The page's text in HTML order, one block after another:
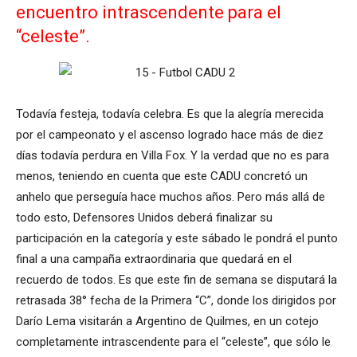
encuentro intrascendente para el
“celeste”.
Todavía festeja, todavía celebra. Es que la alegría merecida
por el campeonato y el ascenso logrado hace más de diez
días todavía perdura en Villa Fox. Y la verdad que no es para
menos, teniendo en cuenta que este CADU concretó un
anhelo que perseguía hace muchos años. Pero más allá de
todo esto, Defensores Unidos deberá finalizar su
participación en la categoría y este sábado le pondrá el punto
final a una campaña extraordinaria que quedará en el
recuerdo de todos. Es que este fin de semana se disputará la
retrasada 38° fecha de la Primera “C”, donde los dirigidos por
Darío Lema visitarán a Argentino de Quilmes, en un cotejo
completamente intrascendente para el “celeste”, que sólo le